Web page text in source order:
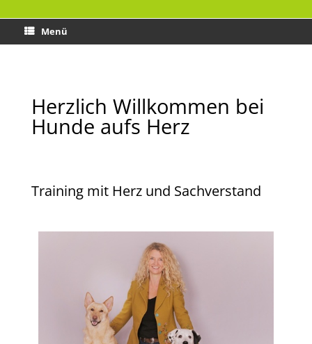
Menü
Herzlich Willkommen bei
Hunde aufs Herz
Training mit Herz und Sachverstand